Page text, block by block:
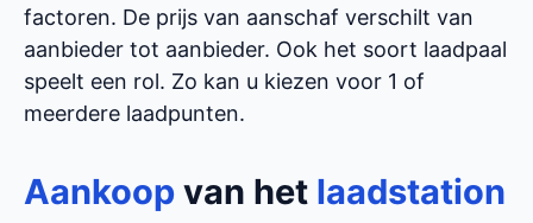
factoren. De prijs van aanschaf verschilt van
aanbieder tot aanbieder. Ook het soort laadpaal
speelt een rol. Zo kan u kiezen voor 1 of
meerdere laadpunten.
Aankoop van het laadstation